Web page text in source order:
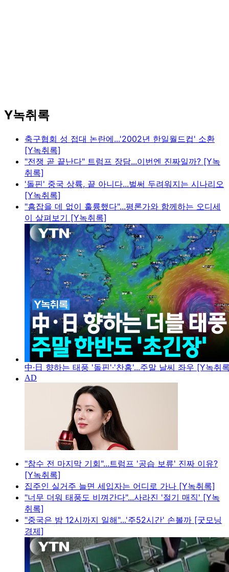
Y녹취록
축구협회 성 접대 논란에...'2002년 한일월드컵' 소환
[Y녹취록]
"전쟁 곧 끝난다" 트럼프 장담...이번엔 진짜일까? [Y녹
취록]
'돌핀' 중국 상륙, 끝 아니다...벌써 두려워지는 시나리오
[Y녹취록]
"흠잡을 데 없이 훌륭했다"...평론가와 함께하는 오디세
이 살펴보기 [Y녹취록]
中·日 향하는 태풍 '돌핀'·'찬홈'...주말 날씨 좌우 [Y녹취
"참수 전 마지막 기회"...트럼프 '공습 보류' 진짜 이유?
[Y녹취록]
집주인 실거주 늘면 세입자는 어디로 가나 [Y녹취록]
"너무 더워 태풍도 비껴간다"...사라진 '절기 매직' [Y녹
취록]
"중국은 밤 12시까지 일해"...'주52시간' 손볼까 [굿모닝
경제]